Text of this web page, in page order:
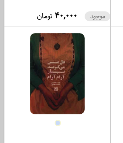
40,000 تومان موجود